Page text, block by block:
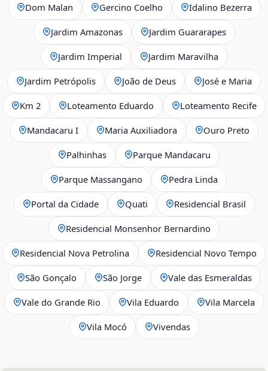
Dom Malan Gercino Coelho Idalino Bezerra
Jardim Amazonas Jardim Guararapes
Jardim Imperial Jardim Maravilha
Jardim Petrópolis João de Deus José e Maria
Km 2 Loteamento Eduardo Loteamento Recife
Mandacaru I Maria Auxiliadora Ouro Preto
Palhinhas Parque Mandacaru
Parque Massangano Pedra Linda
Portal da Cidade Quati Residencial Brasil
Residencial Monsenhor Bernardino
Residencial Nova Petrolina Residencial Novo Tempo
São Gonçalo São Jorge Vale das Esmeraldas
Vale do Grande Rio Vila Eduardo Vila Marcela
Vila Mocó Vivendas